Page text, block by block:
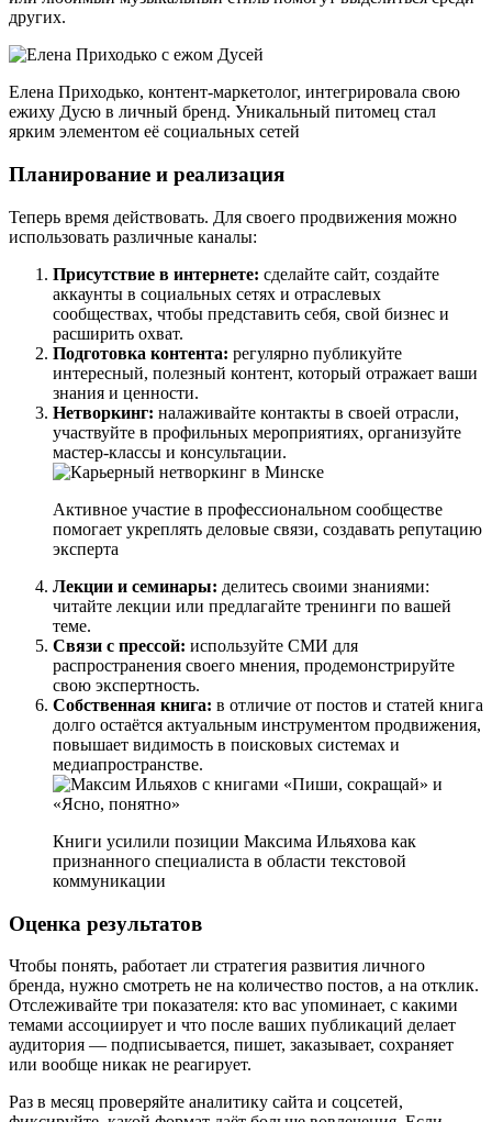
других.
Елена Приходько, контент-маркетолог, интегрировала свою
ежиху Дусю в личный бренд. Уникальный питомец стал
ярким элементом её социальных сетей
Планирование и реализация
Теперь время действовать. Для своего продвижения можно
использовать различные каналы:
Присутствие в интернете: сделайте сайт, создайте
аккаунты в социальных сетях и отраслевых
сообществах, чтобы представить себя, свой бизнес и
расширить охват.
Подготовка контента: регулярно публикуйте
интересный, полезный контент, который отражает ваши
знания и ценности.
Нетворкинг: налаживайте контакты в своей отрасли,
участвуйте в профильных мероприятиях, организуйте
мастер-классы и консультации.
Активное участие в профессиональном сообществе
помогает укреплять деловые связи, создавать репутацию
эксперта
Лекции и семинары: делитесь своими знаниями:
читайте лекции или предлагайте тренинги по вашей
теме.
Связи с прессой: используйте СМИ для
распространения своего мнения, продемонстрируйте
свою экспертность.
Собственная книга: в отличие от постов и статей книга
долго остаётся актуальным инструментом продвижения,
повышает видимость в поисковых системах и
медиапространстве.
Книги усилили позиции Максима Ильяхова как
признанного специалиста в области текстовой
коммуникации
Оценка результатов
Чтобы понять, работает ли стратегия развития личного
бренда, нужно смотреть не на количество постов, а на отклик.
Отслеживайте три показателя: кто вас упоминает, с какими
темами ассоциирует и что после ваших публикаций делает
аудитория — подписывается, пишет, заказывает, сохраняет
или вообще никак не реагирует.
Раз в месяц проверяйте аналитику сайта и соцсетей,